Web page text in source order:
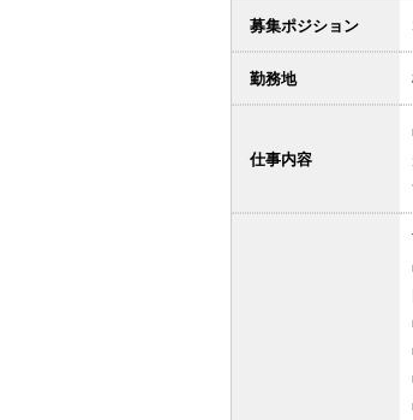
募集ポジション
勤務地
仕事内容